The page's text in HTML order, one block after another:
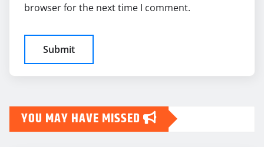
browser for the next time I comment.
YOU MAY HAVE MISSED